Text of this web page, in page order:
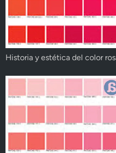
Historia y estética del color